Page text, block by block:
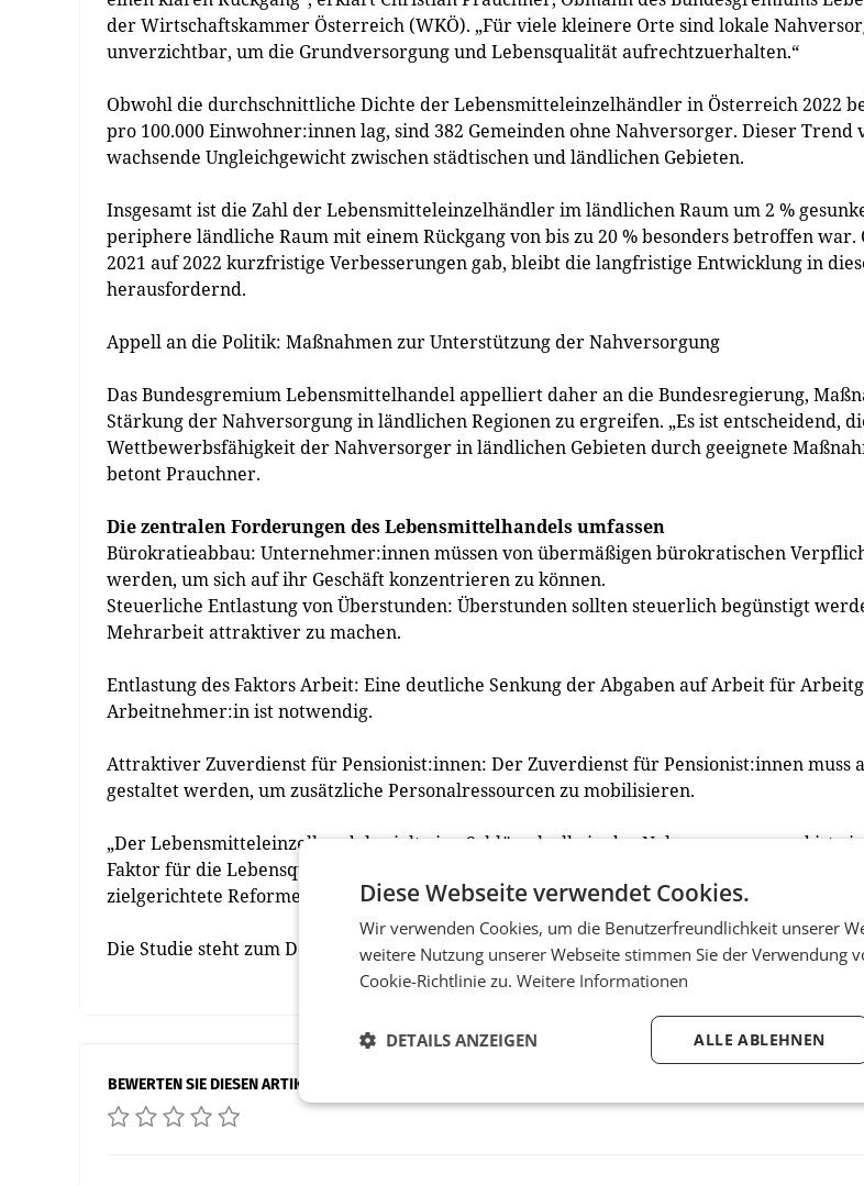
der Wirtschaftskammer Österreich (WKÖ). „Für viele kleinere Orte sind lokale
unverzichtbar, um die Grundversorgung und Lebensqualität aufrechtzuerhalten.“
Obwohl die durchschnittliche Dichte der Lebensmitteleinzelhändler in Österreich 2022
pro 100.000 Einwohner:innen lag, sind 382 Gemeinden ohne Nahversorger. Dieser
wachsende Ungleichgewicht zwischen städtischen und ländlichen Gebieten.
Insgesamt ist die Zahl der Lebensmitteleinzelhändler im ländlichen Raum um 2 %
periphere ländliche Raum mit einem Rückgang von bis zu 20 % besonders betroffen war.
2021 auf 2022 kurzfristige Verbesserungen gab, bleibt die langfristige Entwicklung in
herausfordernd.
Appell an die Politik: Maßnahmen zur Unterstützung der Nahversorgung
Das Bundesgremium Lebensmittelhandel appelliert daher an die Bundesregierung,
Stärkung der Nahversorgung in ländlichen Regionen zu ergreifen. „Es ist entscheidend,
Wettbewerbsfähigkeit der Nahversorger in ländlichen Gebieten durch geeignete
betont Prauchner.
Die zentralen Forderungen des Lebensmittelhandels umfassen
Bürokratieabbau: Unternehmer:innen müssen von übermäßigen bürokratischen
werden, um sich auf ihr Geschäft konzentrieren zu können.
Steuerliche Entlastung von Überstunden: Überstunden sollten steuerlich begünstigt
Mehrarbeit attraktiver zu machen.
Entlastung des Faktors Arbeit: Eine deutliche Senkung der Abgaben auf Arbeit für
Arbeitnehmer:in ist notwendig.
Attraktiver Zuverdienst für Pensionist:innen: Der Zuverdienst für Pensionist:innen muss
gestaltet werden, um zusätzliche Personalressourcen zu mobilisieren.
„Der Lebensmitteleinzelhandel spielt eine Schlüsselrolle in der Nahversorgung und ist
Faktor für die Lebensqualität in ländlichen Regionen. Um diese Versorgung langfristig zu
zielgerichtete Reformen notwendig“, schließt Prauchner.
Die Studie steht zum Download bereit, unter:https://www.derlebensmittelhandel.at/
BEWERTEN SIE DIESEN ARTIKEL
Diese Webseite verwendet Cookies.
Wir verwenden Cookies, um die Benutzerfreundlichkeit unserer
weitere Nutzung unserer Webseite stimmen Sie der Verwendung
Cookie-Richtlinie zu. Weitere Informationen
ALLE ABLEHNEN
DETAILS ANZEIGEN